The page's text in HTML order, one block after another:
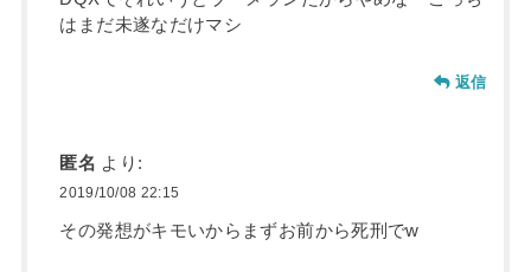
はまだ未遂なだけマシ
返信
匿名 より:
2019/10/08 22:15
その発想がキモいからまずお前から死刑でw